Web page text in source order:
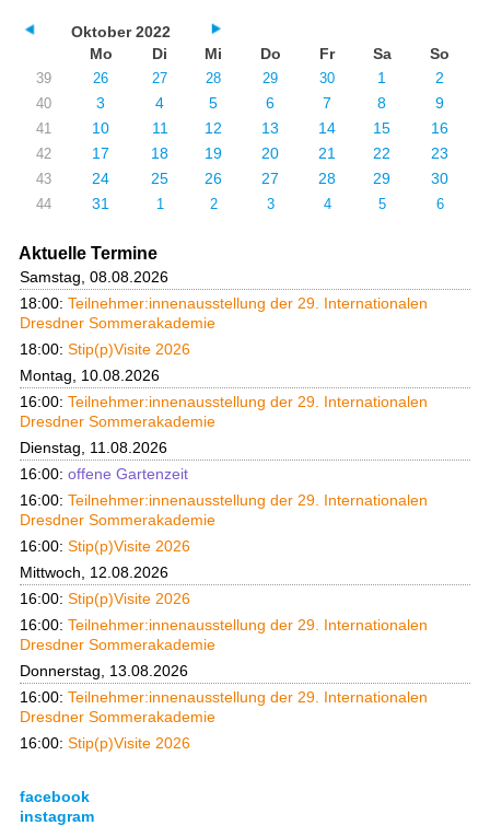
Oktober 2022
Mo
Di Mi Do Fr Sa So
39 26 27 28 29 30 1 2
40 3 4 5 6 7 8 9
41 10 11 12 13 14 15 16
42 17 18 19 20 21 22 23
43 24 25 26 27 28 29 30
44 31 1 2 3 4 5 6
Aktuelle Termine
Samstag, 08.08.2026
18:00: Teilnehmer:innenausstellung der 29. Internationalen
Dresdner Sommerakademie
18:00: Stip(p)Visite 2026
Montag, 10.08.2026
16:00: Teilnehmer:innenausstellung der 29. Internationalen
Dresdner Sommerakademie
Dienstag, 11.08.2026
16:00: offene Gartenzeit
16:00: Teilnehmer:innenausstellung der 29. Internationalen
Dresdner Sommerakademie
16:00: Stip(p)Visite 2026
Mittwoch, 12.08.2026
16:00: Stip(p)Visite 2026
16:00: Teilnehmer:innenausstellung der 29. Internationalen
Dresdner Sommerakademie
Donnerstag, 13.08.2026
16:00: Teilnehmer:innenausstellung der 29. Internationalen
Dresdner Sommerakademie
16:00: Stip(p)Visite 2026
facebook
instagram